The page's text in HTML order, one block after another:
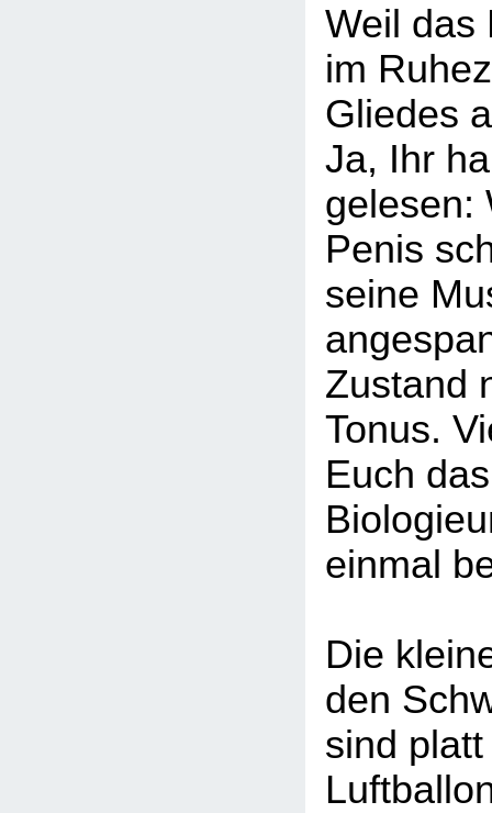
Weil das
im
Gliedes
Ja, Ihr
gelesen:
Penis
seine
Zustand
Tonus.
Euch
einmal
Die
den
sind